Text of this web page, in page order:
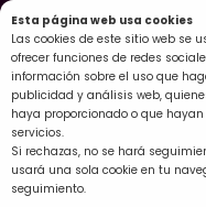
Esta página web usa cookies
Las cookies de este sitio web se
ofrecer funciones de redes
información sobre el uso que
publicidad y análisis web,
haya proporcionado o que
servicios.
Si rechazas, no se hará
usará una sola cookie en tu
seguimiento.
Ir
al
contenido